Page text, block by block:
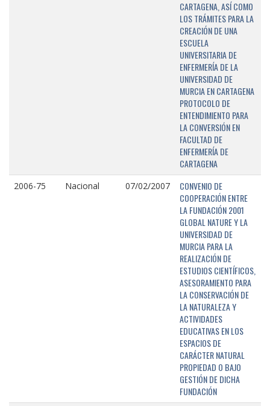
CARTAGENA, ASÍ COMO
LOS TRÁMITES PARA LA
CREACIÓN DE UNA
ESCUELA
UNIVERSITARIA DE
ENFERMERÍA DE LA
UNIVERSIDAD DE
MURCIA EN CARTAGENA
PROTOCOLO DE
ENTENDIMIENTO PARA
LA CONVERSIÓN EN
FACULTAD DE
ENFERMERÍA DE
CARTAGENA
2006-75 Nacional 07/02/2007
CONVENIO DE
COOPERACIÓN ENTRE
LA FUNDACIÓN 2001
GLOBAL NATURE Y LA
UNIVERSIDAD DE
MURCIA PARA LA
REALIZACIÓN DE
ESTUDIOS CIENTÍFICOS,
ASESORAMIENTO PARA
LA CONSERVACIÓN DE
LA NATURALEZA Y
ACTIVIDADES
EDUCATIVAS EN LOS
ESPACIOS DE
CARÁCTER NATURAL
PROPIEDAD O BAJO
GESTIÓN DE DICHA
FUNDACIÓN